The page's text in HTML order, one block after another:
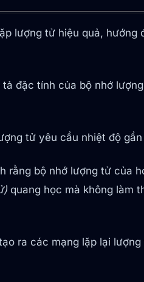
lượng tử hiệu quả, hướng
đặc tính của bộ nhớ
tử yêu cầu nhiệt độ
rằng bộ nhớ lượng tử của
quang học mà không làm
ra các mạng lặp lại